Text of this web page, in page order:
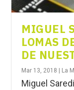
MIGUEL
LOMAS
DE
Mar 13, 2018 La
Miguel